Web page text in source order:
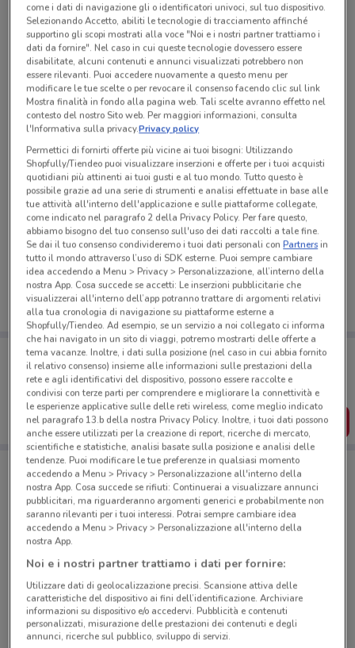
Tutte le promozioni di questo negozio
Ci dispiace, al momento non abbiamo pubblicato
volantini nella tua zona. Riprova più tardi.
Porta DoveConviene sempre con te!
Puoi trovare le migliori offerte dei negozi vicino a te,
salvarle e creare la tua lista del risparmio, comodamente
dal tuo cellulare.
SCARICA L’APP
Negozi Todis a Roma
© MapTiler © OpenStreetMap contributors
Viale Ippocrate 56 Roma
come i dati di navigazione gli o identificatori univoci, sul tuo dispositivo.
Selezionando Accetto, abiliti le tecnologie di tracciamento affinché
supportino gli scopi mostrati alla voce "Noi e i nostri partner trattiamo i
dati da fornire". Nel caso in cui queste tecnologie dovessero essere
disabilitate, alcuni contenuti e annunci visualizzati potrebbero non
essere rilevanti. Puoi accedere nuovamente a questo menu per
modificare le tue scelte o per revocare il consenso facendo clic sul link
Mostra finalità in fondo alla pagina web. Tali scelte avranno effetto nel
contesto del nostro Sito web. Per maggiori informazioni, consulta
l'Informativa sulla privacy.Privacy policy
Permettici di fornirti offerte più vicine ai tuoi bisogni: Utilizzando
Shopfully/Tiendeo puoi visualizzare inserzioni e offerte per i tuoi acquisti
quotidiani più attinenti ai tuoi gusti e al tuo mondo. Tutto questo è
possibile grazie ad una serie di strumenti e analisi effettuate in base alle
tue attività all'interno dell'applicazione e sulle piattaforme collegate,
come indicato nel paragrafo 2 della Privacy Policy. Per fare questo,
abbiamo bisogno del tuo consenso sull'uso dei dati raccolti a tale fine.
Se dai il tuo consenso condivideremo i tuoi dati personali conPartnersin
tutto il mondo attraverso l’uso di SDK esterne. Puoi sempre cambiare
idea accedendo a Menu > Privacy > Personalizzazione, all’interno della
nostra App. Cosa succede se accetti: Le inserzioni pubblicitarie che
visualizzerai all'interno dell’app potranno trattare di argomenti relativi
alla tua cronologia di navigazione su piattaforme esterne a
Shopfully/Tiendeo. Ad esempio, se un servizio a noi collegato ci informa
che hai navigato in un sito di viaggi, potremo mostrarti delle offerte a
tema vacanze. Inoltre, i dati sulla posizione (nel caso in cui abbia fornito
il relativo consenso) insieme alle informazioni sulle prestazioni della
rete e agli identificativi del dispositivo, possono essere raccolte e
condivisi con terze parti per comprendere e migliorare la connettività e
le esperienze applicative sulle delle reti wireless, come meglio indicato
nel paragrafo 13.b della nostra Privacy Policy. Inoltre, i tuoi dati possono
anche essere utilizzati per la creazione di report, ricerche di mercato,
scientifiche e statistiche, analisi basate sulla posizione e analisi delle
tendenze. Puoi modificare le tue preferenze in qualsiasi momento
accedendo a Menu > Privacy > Personalizzazione all'interno della
nostra App. Cosa succede se rifiuti: Continuerai a visualizzare annunci
pubblicitari, ma riguarderanno argomenti generici e probabilmente non
saranno rilevanti per i tuoi interessi. Potrai sempre cambiare idea
accedendo a Menu > Privacy > Personalizzazione all'interno della
nostra App.
Noi e i nostri partner trattiamo i dati per fornire:
Utilizzare dati di geolocalizzazione precisi. Scansione attiva delle
caratteristiche del dispositivo ai fini dell’identificazione. Archiviare
informazioni su dispositivo e/o accedervi. Pubblicità e contenuti
personalizzati, misurazione delle prestazioni dei contenuti e degli
annunci, ricerche sul pubblico, sviluppo di servizi.